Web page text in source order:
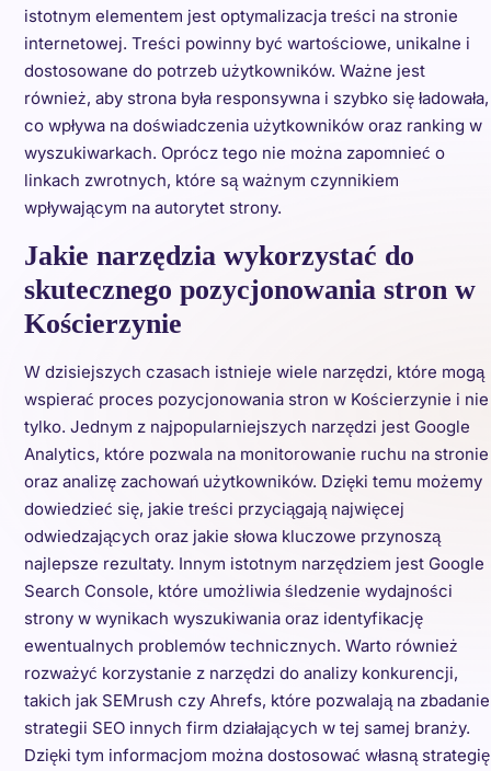
istotnym elementem jest optymalizacja treści na stronie
internetowej. Treści powinny być wartościowe, unikalne i
dostosowane do potrzeb użytkowników. Ważne jest
również, aby strona była responsywna i szybko się ładowała,
co wpływa na doświadczenia użytkowników oraz ranking w
wyszukiwarkach. Oprócz tego nie można zapomnieć o
linkach zwrotnych, które są ważnym czynnikiem
wpływającym na autorytet strony.
Jakie narzędzia wykorzystać do
skutecznego pozycjonowania stron w
Kościerzynie
W dzisiejszych czasach istnieje wiele narzędzi, które mogą
wspierać proces pozycjonowania stron w Kościerzynie i nie
tylko. Jednym z najpopularniejszych narzędzi jest Google
Analytics, które pozwala na monitorowanie ruchu na stronie
oraz analizę zachowań użytkowników. Dzięki temu możemy
dowiedzieć się, jakie treści przyciągają najwięcej
odwiedzających oraz jakie słowa kluczowe przynoszą
najlepsze rezultaty. Innym istotnym narzędziem jest Google
Search Console, które umożliwia śledzenie wydajności
strony w wynikach wyszukiwania oraz identyfikację
ewentualnych problemów technicznych. Warto również
rozważyć korzystanie z narzędzi do analizy konkurencji,
takich jak SEMrush czy Ahrefs, które pozwalają na zbadanie
strategii SEO innych firm działających w tej samej branży.
Dzięki tym informacjom można dostosować własną strategię